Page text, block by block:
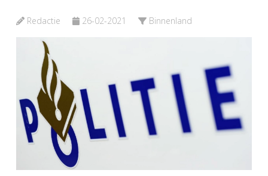
Redactie 26-02-2021 Binnenland